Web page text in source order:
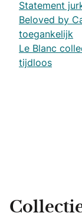
Statement
Beloved by
toegankelijk
Le Blanc
tijdloos